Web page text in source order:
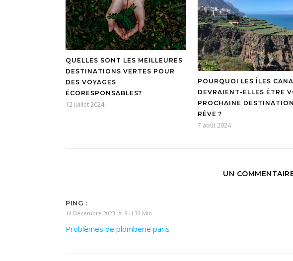
QUELLES SONT LES MEILLEURES
DESTINATIONS VERTES POUR
DES VOYAGES
ÉCORESPONSABLES?
12 juillet 2024
POURQUOI LES ÎLES
DEVRAIENT-ELLES ÊTRE
PROCHAINE
RÊVE ?
7 août 2024
UN
PING :
14 Décembre 2023 À 9 H 30 Min
Problèmes de plomberie paris